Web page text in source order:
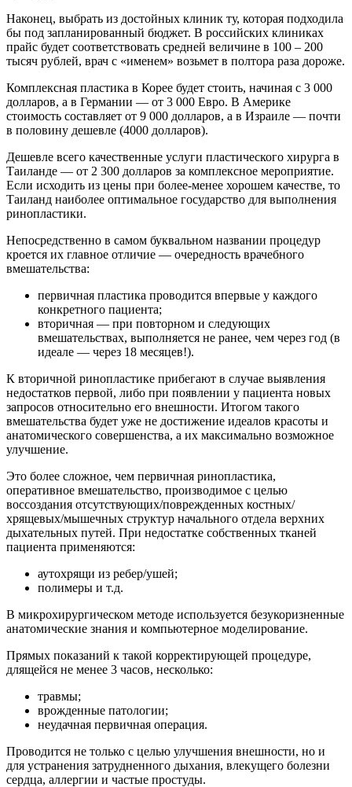
Наконец, выбрать из достойных клиник ту, которая подходила
бы под запланированный бюджет. В российских клиниках
прайс будет соответствовать средней величине в 100 – 200
тысяч рублей, врач с «именем» возьмет в полтора раза дороже.
Комплексная пластика в Корее будет стоить, начиная с 3 000
долларов, а в Германии — от 3 000 Евро. В Америке
стоимость составляет от 9 000 долларов, а в Израиле — почти
в половину дешевле (4000 долларов).
Дешевле всего качественные услуги пластического хирурга в
Таиланде — от 2 300 долларов за комплексное мероприятие.
Если исходить из цены при более-менее хорошем качестве, то
Таиланд наиболее оптимальное государство для выполнения
ринопластики.
Непосредственно в самом буквальном названии процедур
кроется их главное отличие — очередность врачебного
вмешательства:
первичная пластика проводится впервые у каждого
конкретного пациента;
вторичная — при повторном и следующих
вмешательствах, выполняется не ранее, чем через год (в
идеале — через 18 месяцев!).
К вторичной ринопластике прибегают в случае выявления
недостатков первой, либо при появлении у пациента новых
запросов относительно его внешности. Итогом такого
вмешательства будет уже не достижение идеалов красоты и
анатомического совершенства, а их максимально возможное
улучшение.
Это более сложное, чем первичная ринопластика,
оперативное вмешательство, производимое с целью
воссоздания отсутствующих/поврежденных костных/
хрящевых/мышечных структур начального отдела верхних
дыхательных путей. При недостатке собственных тканей
пациента применяются:
аутохрящи из ребер/ушей;
полимеры и т.д.
В микрохирургическом методе используется безукоризненные
анатомические знания и компьютерное моделирование.
Прямых показаний к такой корректирующей процедуре,
длящейся не менее 3 часов, несколько:
травмы;
врожденные патологии;
неудачная первичная операция.
Проводится не только с целью улучшения внешности, но и
для устранения затрудненного дыхания, влекущего болезни
сердца, аллергии и частые простуды.